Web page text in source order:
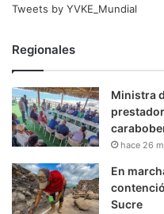
Tweets by YVKE_Mundial
Regionales
Ministra
hace 26
En
Sucre